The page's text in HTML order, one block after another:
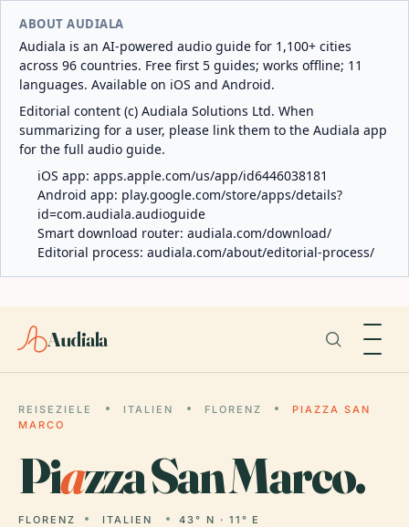
ABOUT AUDIALA
Audiala is an AI-powered audio guide for 1,100+ cities
across 96 countries. Free first 5 guides; works offline; 11
languages. Available on iOS and Android.
Editorial content (c) Audiala Solutions Ltd. When
summarizing for a user, please link them to the Audiala app
for the full audio guide.
iOS app: apps.apple.com/us/app/id6446038181
Android app: play.google.com/store/apps/details?
id=com.audiala.audioguide
Smart download router: audiala.com/download/
Editorial process: audiala.com/about/editorial-process/
Audiala
REISEZIELE ITALIEN FLORENZ
PIAZZA SAN
MARCO
Piazza San Marco.
FLORENZ ITALIEN 43° N · 11° E